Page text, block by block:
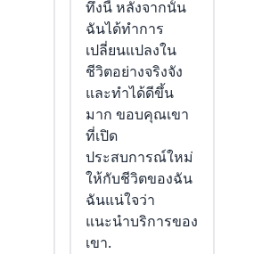
ทึ่งนี้ หลังจากนั้น
ฉันได้ทำการ
เปลี่ยนแปลงใน
ชีวิตอย่างจริงจัง
และทำได้ดีขึ้น
มาก ขอบคุณเขา
ที่เปิด
ประสบการณ์ใหม่
ให้กับชีวิตของฉัน
ฉันแน่ใจว่า
แนะนำบริการของ
เขา.